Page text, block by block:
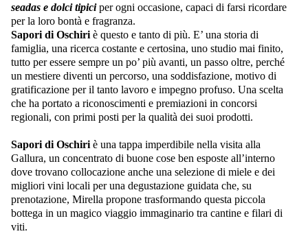
seadas e dolci tipiciper ogni occasione, capaci di farsi ricordare
per la loro bontà e fragranza.
Sapori di Oschiri è questo e tanto di più. E’ una storia di
famiglia, una ricerca costante e certosina, uno studio mai finito,
tutto per essere sempre un po’ più avanti, un passo oltre, perché
un mestiere diventi un percorso, una soddisfazione, motivo di
gratificazione per il tanto lavoro e impegno profuso. Una scelta
che ha portato a riconoscimenti e premiazioni in concorsi
regionali, con primi posti per la qualità dei suoi prodotti.
Sapori di Oschiri è una tappa imperdibile nella visita alla
Gallura, un concentrato di buone cose ben esposte all’interno
dove trovano collocazione anche una selezione di miele e dei
migliori vini locali per una degustazione guidata che, su
prenotazione, Mirella propone trasformando questa piccola
bottega in un magico viaggio immaginario tra cantine e filari di
viti.